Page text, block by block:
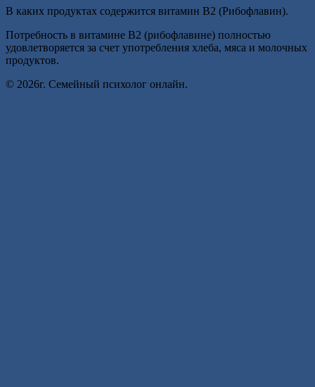
В каких продуктах содержится витамин В2 (Рибофлавин).
Потребность в витамине В2 (рибофлавине) полностью
удовлетворяется за счет употребления хлеба, мяса и молочных
продуктов.
© 2026г. Семейный психолог онлайн.